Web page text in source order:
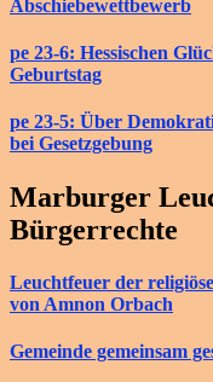
Abschiebewettbewerb
pe 23-6: Hessischen
Geburtstag
pe 23-5: Über
bei Gesetzgebung
Marburger
Bürgerrechte
Leuchtfeuer der
von Amnon Orbach
Gemeinde gemeinsam